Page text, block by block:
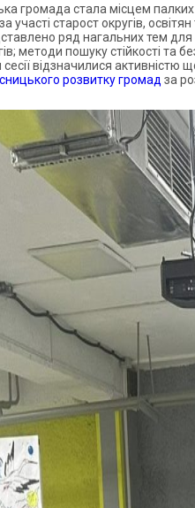
громада стала місцем палких
за участі старост округів,
ряд нагальних тем
методи пошуку стійкості та
відзначилися активністю
розвитку громад за